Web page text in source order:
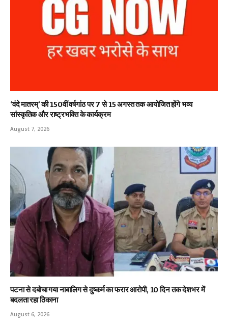
‘वंदे मातरम्’ की 150वीं वर्षगांठ पर 7 से 15 अगस्त तक आयोजित होंगे भव्य
सांस्कृतिक और राष्ट्रभक्ति के कार्यक्रम
August 7, 2026
पटना से दबोचा गया नाबालिग से दुष्कर्म का फरार आरोपी, 10 दिन तक देशभर में
बदलता रहा ठिकाना
August 6, 2026